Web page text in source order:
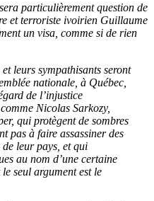
particulièrement question de
et terroriste ivoirien Guillaume
un visa, comme si de rien
leurs sympathisants seront
nationale, à Québec,
de l’injustice
Nicolas Sarkozy,
qui protègent de sombres
pas à faire assassiner des
de leur pays, et qui
au nom d’une certaine
seul argument est le